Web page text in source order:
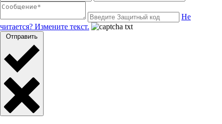
Не
читается? Измените текст.
Отправить